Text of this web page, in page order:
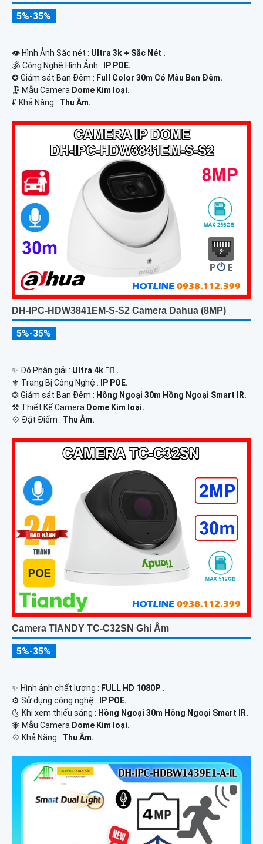
5%-35%
👁 Hình Ảnh Sắc nét : Ultra 3k + Sắc Nét .
🕉️ Công Nghệ Hình Ảnh :
IP POE.
✪ Giám sát Ban Đêm : Full Color 30m Có Màu Ban Ðêm.
🗜️ Mẫu Camera Dome Kim loại.
️₤ Khả Năng : Thu Âm.
DH-IPC-HDW3841EM-S-S2 Camera Dahua (8MP)
5%-35%
✨ Độ Phân giải : Ultra 4k 👍🏾 .
⚜️ Trang Bị Công Nghệ :
IP POE.
❂ Giám sát Ban Đêm : Hồng Ngoại 30m Hồng Ngoại Smart IR.
⚒ Thiết Kế Camera Dome Kim loại.
️💠 Đặt Điểm : Thu Âm.
Camera TIANDY TC-C32SN Ghi Âm
5%-35%
✨ Hình ảnh chất lượng : FULL HD 1080P .
⚙ Sử dụng công nghệ :
IP POE.
🌜 Khi xem thiếu sáng : Hồng Ngoại 30m Hồng Ngoại Smart IR.
🐜 Mẫu Camera Dome Kim loại.
️💠 Khả Năng : Thu Âm.